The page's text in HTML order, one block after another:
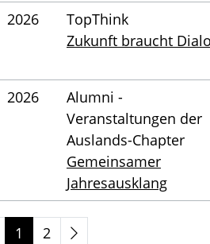
2026
TopThink
Zukunft braucht
2026
Alumni -
Veranstaltungen der
Auslands-Chapter
Gemeinsamer
Jahresausklang
1 2